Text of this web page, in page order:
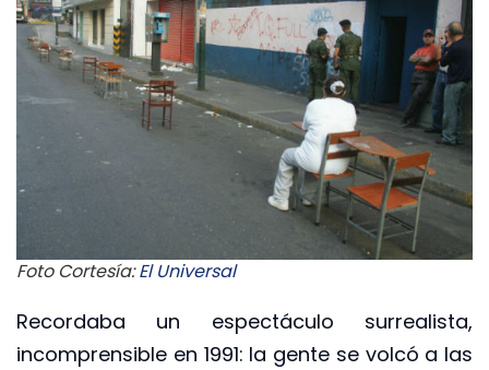
Foto Cortesía:El Universal
Recordaba un espectáculo surrealista,
incomprensible en 1991: la gente se volcó a las